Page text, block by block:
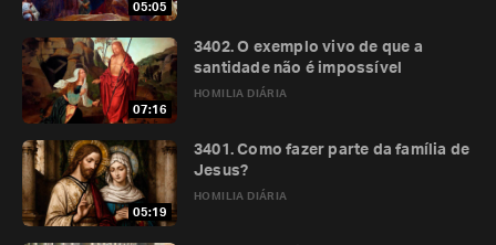
05:05
07:16
HOMILIA DIÁRIA
3402. O exemplo vivo de que a
santidade não é impossível
05:19
HOMILIA DIÁRIA
3401. Como fazer parte da família de
Jesus?